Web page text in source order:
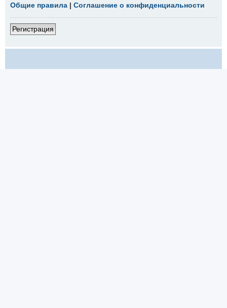
Общие правила | Соглашение о конфиденциальности
Регистрация